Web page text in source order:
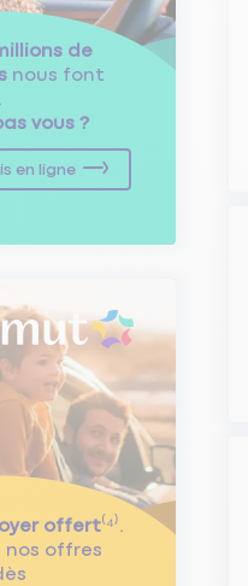
de
nous font
vous ?
en ligne
offert⁽⁴⁾.
nos offres